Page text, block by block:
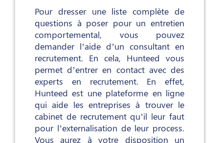
Pour dresser une liste complète de
questions à poser pour un entretien
comportemental, vous pouvez
demander l’aide d’un consultant en
recrutement. En cela, Hunteed vous
permet d’entrer en contact avec des
experts en recrutement. En effet,
Hunteed est une plateforme en ligne
qui aide les entreprises à trouver le
cabinet de recrutement qu’il leur faut
pour l’externalisation de leur process.
Vous aurez à votre disposition un